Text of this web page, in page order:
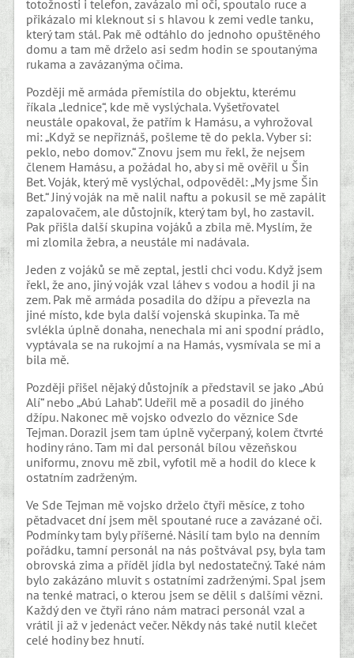
totožnosti i telefon, zavázalo mi oči, spoutalo ruce a
přikázalo mi kleknout si s hlavou k zemi vedle tanku,
který tam stál. Pak mě odtáhlo do jednoho opuštěného
domu a tam mě drželo asi sedm hodin se spoutanýma
rukama a zavázanýma očima.
Později mě armáda přemístila do objektu, kterému
říkala „lednice“, kde mě vyslýchala. Vyšetřovatel
neustále opakoval, že patřím k Hamásu, a vyhrožoval
mi: „Když se nepřiznáš, pošleme tě do pekla. Vyber si:
peklo, nebo domov.“ Znovu jsem mu řekl, že nejsem
členem Hamásu, a požádal ho, aby si mě ověřil u Šin
Bet. Voják, který mě vyslýchal, odpověděl: „My jsme Šin
Bet.“ Jiný voják na mě nalil naftu a pokusil se mě zapálit
zapalovačem, ale důstojník, který tam byl, ho zastavil.
Pak přišla další skupina vojáků a zbila mě. Myslím, že
mi zlomila žebra, a neustále mi nadávala.
Jeden z vojáků se mě zeptal, jestli chci vodu. Když jsem
řekl, že ano, jiný voják vzal láhev s vodou a hodil ji na
zem. Pak mě armáda posadila do džípu a převezla na
jiné místo, kde byla další vojenská skupinka. Ta mě
svlékla úplně donaha, nenechala mi ani spodní prádlo,
vyptávala se na rukojmí a na Hamás, vysmívala se mi a
bila mě.
Později přišel nějaký důstojník a představil se jako „Abú
Alí“ nebo „Abú Lahab“. Udeřil mě a posadil do jiného
džípu. Nakonec mě vojsko odvezlo do věznice Sde
Tejman. Dorazil jsem tam úplně vyčerpaný, kolem čtvrté
hodiny ráno. Tam mi dal personál bílou vězeňskou
uniformu, znovu mě zbil, vyfotil mě a hodil do klece k
ostatním zadrženým.
Ve Sde Tejman mě vojsko drželo čtyři měsíce, z toho
pětadvacet dní jsem měl spoutané ruce a zavázané oči.
Podmínky tam byly příšerné. Násilí tam bylo na denním
pořádku, tamní personál na nás poštvával psy, byla tam
obrovská zima a příděl jídla byl nedostatečný. Také nám
bylo zakázáno mluvit s ostatními zadrženými. Spal jsem
na tenké matraci, o kterou jsem se dělil s dalšími vězni.
Každý den ve čtyři ráno nám matraci personál vzal a
vrátil ji až v jedenáct večer. Někdy nás také nutil klečet
celé hodiny bez hnutí.